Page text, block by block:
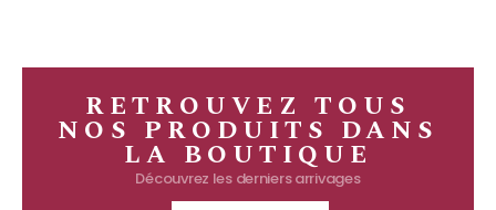
RETROUVEZ TOUS
NOS PRODUITS DANS
LA BOUTIQUE
Découvrez les derniers arrivages